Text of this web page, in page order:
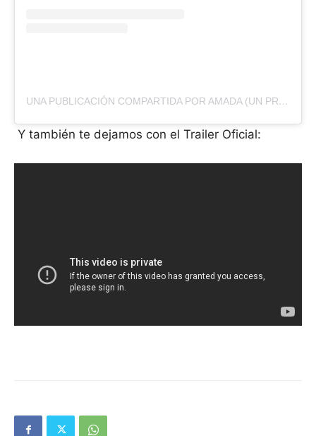
UNA PUBLICACIÓN COMPARTIDA POR AMADA (UN PROPÓSITO MÁS ALLÁ DE TUS SUEÑOS) (@AMADA.TRAIMFILMS)
Y también te dejamos con el Trailer Oficial: